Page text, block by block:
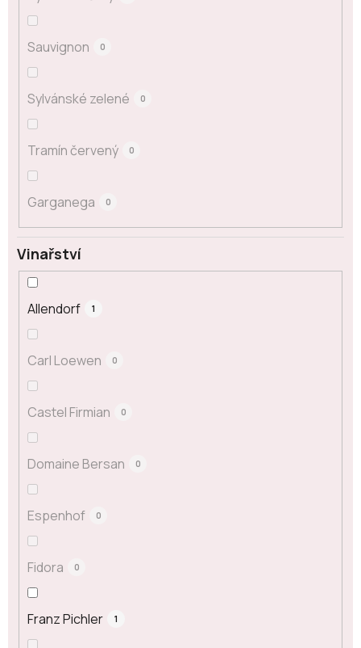
Sauvignon 0
Sylvánské zelené 0
Tramín červený 0
Garganega 0
Vinařství
Allendorf 1
Carl Loewen 0
Castel Firmian 0
Domaine Bersan 0
Espenhof 0
Fidora 0
Franz Pichler 1